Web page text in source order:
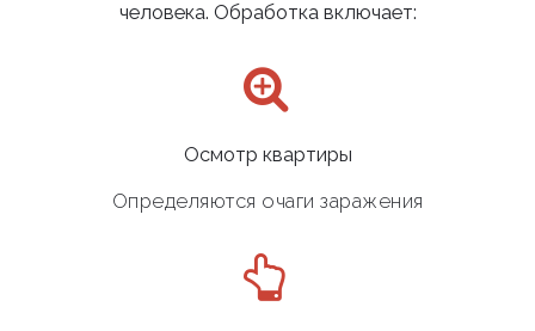
человека. Обработка включает:
Осмотр квартиры
Определяются очаги заражения